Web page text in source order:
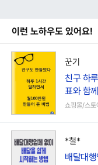
이런 노하우도 있어요!
꾼기
친구 하
표와 함
쇼핑몰/스토
*철*
배달대